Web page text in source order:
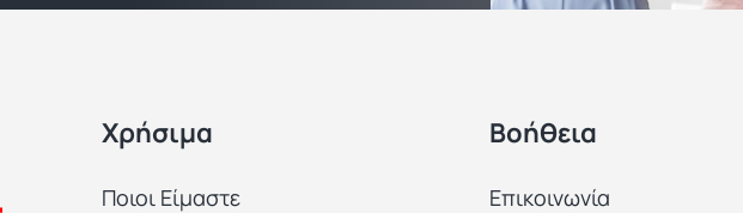
Χρήσιμα
Ποιοι Είμαστε
Βοήθεια
Επικοινωνία